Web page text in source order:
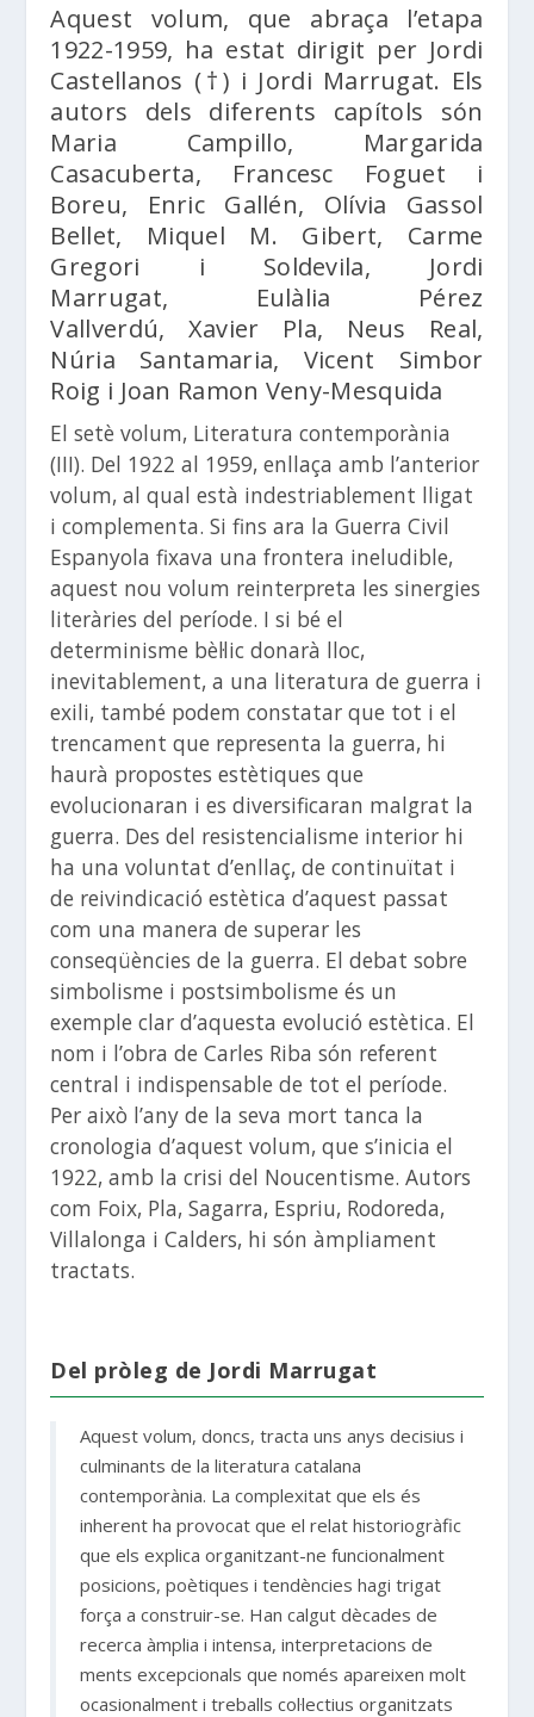
Aquest volum, que abraça l’etapa
1922-1959, ha estat dirigit per Jordi
Castellanos (†) i Jordi Marrugat. Els
autors dels diferents capítols són
Maria Campillo, Margarida
Casacuberta, Francesc Foguet i
Boreu, Enric Gallén, Olívia Gassol
Bellet, Miquel M. Gibert, Carme
Gregori i Soldevila, Jordi
Marrugat, Eulàlia Pérez
Vallverdú, Xavier Pla, Neus Real,
Núria Santamaria, Vicent Simbor
Roig i Joan Ramon Veny-Mesquida
El setè volum, Literatura contemporània
(III). Del 1922 al 1959, enllaça amb l’anterior
volum, al qual està indestriablement lligat
i complementa. Si fins ara la Guerra Civil
Espanyola fixava una frontera ineludible,
aquest nou volum reinterpreta les sinergies
literàries del període. I si bé el
determinisme bèl·lic donarà lloc,
inevitablement, a una literatura de guerra i
exili, també podem constatar que tot i el
trencament que representa la guerra, hi
haurà propostes estètiques que
evolucionaran i es diversificaran malgrat la
guerra. Des del resistencialisme interior hi
ha una voluntat d’enllaç, de continuïtat i
de reivindicació estètica d’aquest passat
com una manera de superar les
conseqüències de la guerra. El debat sobre
simbolisme i postsimbolisme és un
exemple clar d’aquesta evolució estètica. El
nom i l’obra de Carles Riba són referent
central i indispensable de tot el període.
Per això l’any de la seva mort tanca la
cronologia d’aquest volum, que s’inicia el
1922, amb la crisi del Noucentisme. Autors
com Foix, Pla, Sagarra, Espriu, Rodoreda,
Villalonga i Calders, hi són àmpliament
tractats.
Del pròleg de Jordi Marrugat
Aquest volum, doncs, tracta uns anys decisius i
culminants de la literatura catalana
contemporània. La complexitat que els és
inherent ha provocat que el relat historiogràfic
que els explica organitzant-ne funcionalment
posicions, poètiques i tendències hagi trigat
força a construir-se. Han calgut dècades de
recerca àmplia i intensa, interpretacions de
ments excepcionals que només apareixen molt
ocasionalment i treballs col·lectius organitzats